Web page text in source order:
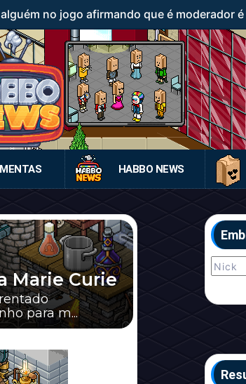
no jogo afirmando que é moderador
HABBO NEWS
Marie Curie
para m...